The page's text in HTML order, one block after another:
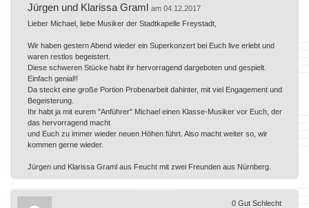
Jürgen und Klarissa Graml am 04.12.2017
Lieber Michael, liebe Musiker der Stadtkapelle Freystadt,
Wir haben gestern Abend wieder ein Superkonzert bei Euch live erlebt und
waren restlos begeistert.
Diese schweren Stücke habt ihr hervorragend dargeboten und gespielt.
Einfach genial!!
Da steckt eine große Portion Probenarbeit dahinter, mit viel Engagement und
Begeisterung.
Ihr habt ja mit eurem "Anführer" Michael einen Klasse-Musiker vor Euch, der
das hervorragend macht
und Euch zu immer wieder neuen Höhen führt. Also macht weiter so, wir
kommen gerne wieder.
Jürgen und Klarissa Graml aus Feucht mit zwei Freunden aus Nürnberg.
0 Gut Schlecht